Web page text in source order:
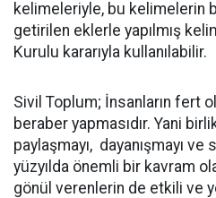
kelimeleriyle, bu kelimelerin
getirilen eklerle yapılmış
Kurulu kararıyla kullanılabilir.
Sivil Toplum; İnsanların fert
beraber yapmasıdır. Yani
paylaşmayı, dayanışmayı
yüzyılda önemli bir kavram
gönül verenlerin de etkili ve